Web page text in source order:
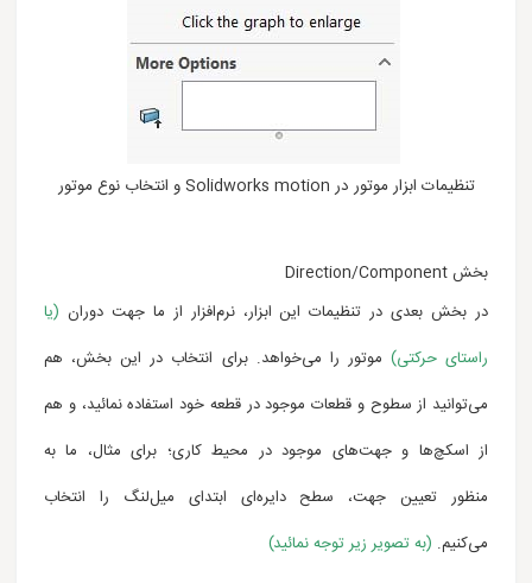
تنظیمات ابزار موتور در Solidworks motion و انتخاب نوع موتور
بخش Direction/Component
در بخش بعدی در تنظیمات این ابزار، نرم‌افزار از ما جهت دوران (یا
راستای حرکتی) موتور را می‌خواهد. برای انتخاب در این بخش، هم
می‌توانید از سطوح و قطعات موجود در قطعه خود استفاده نمائید، و هم
از اسکچ‌ها و جهت‌های موجود در محیط کاری؛ برای مثال، ما به
منظور تعیین جهت، سطح دایره‌ای ابتدای میل‌لنگ را انتخاب
می‌کنیم. (به تصویر زیر توجه نمائید)